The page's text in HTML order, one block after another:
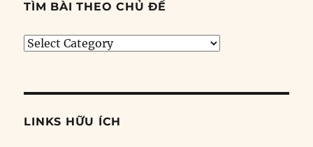
TÌM BÀI THEO CHỦ ĐỀ
Tìm
đề
LINKS HỮU ÍCH